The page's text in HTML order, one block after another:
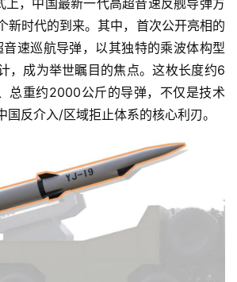
，中国最新一代高超音速反舰导弹方
新时代的到来。其中，首次公开亮相的
速巡航导弹，以其独特的乘波体构型
，成为举世瞩目的焦点。这枚长度约6
总重约2000公斤的导弹，不仅是技术
国反介入/区域拒止体系的核心利刃。